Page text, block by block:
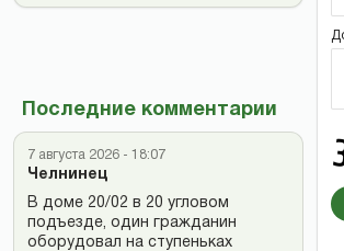
Последние комментарии
7 августа 2026 - 18:07
Челнинец
В доме 20/02 в 20 угловом
подъезде, один гражданин
оборудовал на ступеньках